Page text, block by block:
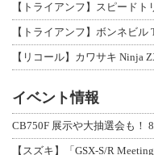
【トライアンフ】スピード
【リコール】カワサキ Ninja
イベント情報
CB750F 展示や大抽選会も！
【スズキ】「GSX-S/R